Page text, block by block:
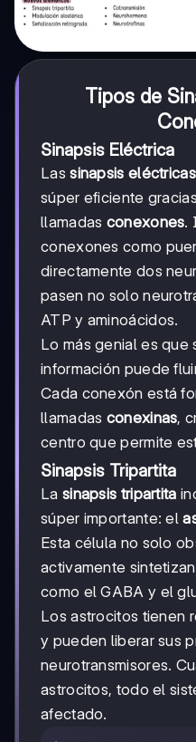
Tipos de
Sinapsis Eléctrica
Lassinapsis eléctricas
súper eficiente
llamadas conexones.
conexones como
directamente dos
pasen no solo
ATP y aminoácidos.
Lo más genial es que
información puede
Cada conexón está
llamadas conexinas,
centro que permite
Sinapsis Tripartita
La sinapsis tripartita
súper importante: el
Esta célula no solo
activamente
como el GABA y el
Los astrocitos tienen
y pueden liberar sus
neurotransmisores.
astrocitos, todo el
afectado.